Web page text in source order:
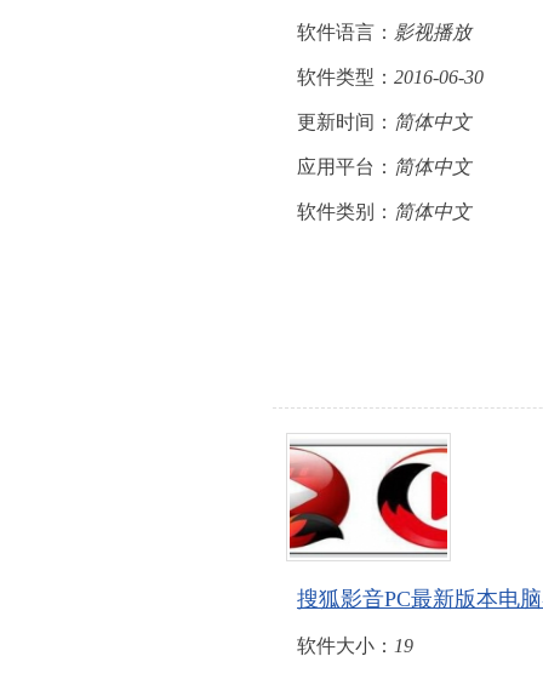
软件语言： 影视播放
软件类型： 2016-06-30
更新时间： 简体中文
应用平台： 简体中文
软件类别： 简体中文
搜狐影音PC最新版本电
软件大小： 19